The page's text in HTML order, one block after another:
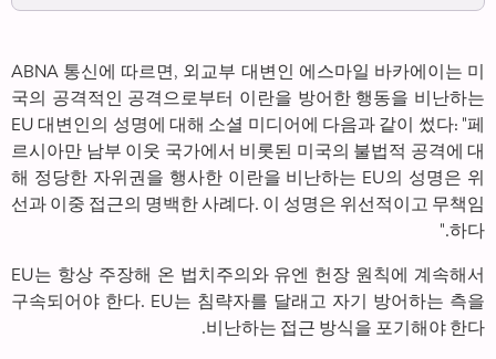
ABNA 통신에 따르면, 외교부 대변인 에스마일 바카에이는 미
국의 공격적인 공격으로부터 이란을 방어한 행동을 비난하는
EU 대변인의 성명에 대해 소셜 미디어에 다음과 같이 썼다: "페
르시아만 남부 이웃 국가에서 비롯된 미국의 불법적 공격에 대
해 정당한 자위권을 행사한 이란을 비난하는 EU의 성명은 위
선과 이중 접근의 명백한 사례다. 이 성명은 위선적이고 무책임
하다."
EU는 항상 주장해 온 법치주의와 유엔 헌장 원칙에 계속해서
구속되어야 한다. EU는 침략자를 달래고 자기 방어하는 측을
비난하는 접근 방식을 포기해야 한다.